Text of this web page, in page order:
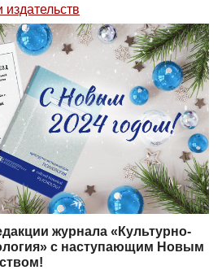
издательств
журнала «Культурно-
с наступающим Новым